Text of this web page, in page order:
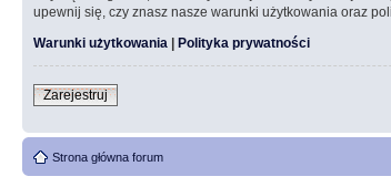
upewnij się, czy znasz nasze warunki użytkowania oraz
Warunki użytkowania | Polityka prywatności
Zarejestruj
Strona główna forum